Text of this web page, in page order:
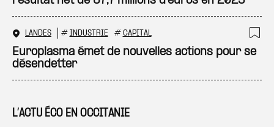
L’ACTU ÉCO EN OCCITANIE
LANDES # INDUSTRIE # CAPITAL
Europlasma émet de nouvelles actions pour se
désendetter